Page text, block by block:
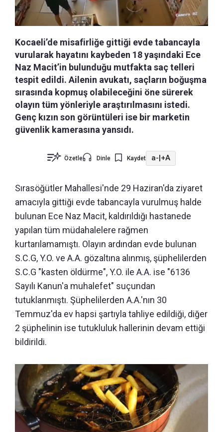
Kocaeli’de misafirliğe gittiği evde tabancayla
vurularak hayatını kaybeden 18 yaşındaki Ece
Naz Macit’in bulunduğu mutfakta saç telleri
tespit edildi. Ailenin avukatı, saçların boğuşma
sırasında kopmuş olabileceğini öne sürerek
olayın tüm yönleriyle araştırılmasını istedi.
Genç kızın son görüntüleri ise bir marketin
güvenlik kamerasına yansıdı.
Özetle Dinle Kaydet a- +A
Sırasöğütler Mahallesi'nde 29 Haziran'da ziyaret
amacıyla gittiği evde tabancayla vurulmuş halde
bulunan Ece Naz Macit, kaldırıldığı hastanede
yapılan tüm müdahalelere rağmen
kurtarılamamıştı. Olayın ardından evde bulunan
S.C.G, Y.O. ve A.A. gözaltına alınmış, şüphelilerden
S.C.G "kasten öldürme", Y.O. ile A.A. ise "6136
Sayılı Kanun'a muhalefet" suçundan
tutuklanmıştı. Şüphelilerden A.A.'nın 30
Temmuz'da ev hapsi şartıyla tahliye edildiği, diğer
2 şüphelinin ise tutukluluk hallerinin devam ettiği
bildirildi.